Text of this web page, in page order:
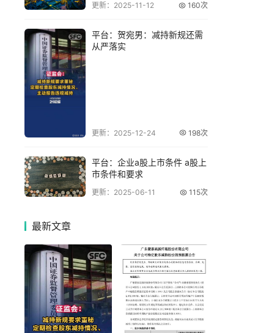
更新：2025-11-12 160次
平台：贺宛男：减持新规还需
从严落实
更新：2025-12-24 198次
平台：企业a股上市条件 a股上
市条件和要求
更新：2025-06-11 115次
最新文章